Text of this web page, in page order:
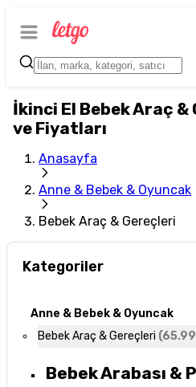
İkinci El Bebek Araç
ve Fiyatları
Anasayfa
Anne & Bebek & Oyuncak
Bebek Araç & Gereçleri
Kategoriler
Anne & Bebek & Oyuncak
Bebek Araç & Gereçleri (
Bebek Arabası &